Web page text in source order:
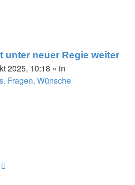
unter neuer Regie weiter
2025, 10:18 » in
Fragen, Wünsche